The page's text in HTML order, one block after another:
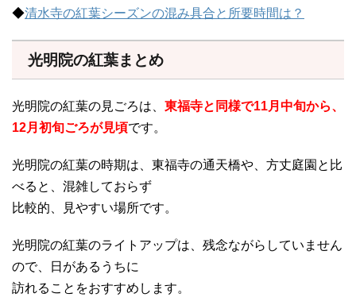
◆清水寺の紅葉シーズンの混み具合と所要時間は？
光明院の紅葉まとめ
光明院の紅葉の見ごろは、 東福寺と同様で11月中旬から、
12月初旬ごろが見頃です。
光明院の紅葉の時期は、東福寺の通天橋や、方丈庭園と比
べると、混雑しておらず
比較的、見やすい場所です。
光明院の紅葉のライトアップは、残念ながらしていません
ので、日があるうちに
訪れることをおすすめします。